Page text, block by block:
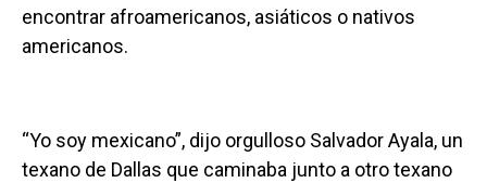
encontrar afroamericanos, asiáticos o nativos
americanos.
“Yo soy mexicano”, dijo orgulloso Salvador Ayala, un
texano de Dallas que caminaba junto a otro texano